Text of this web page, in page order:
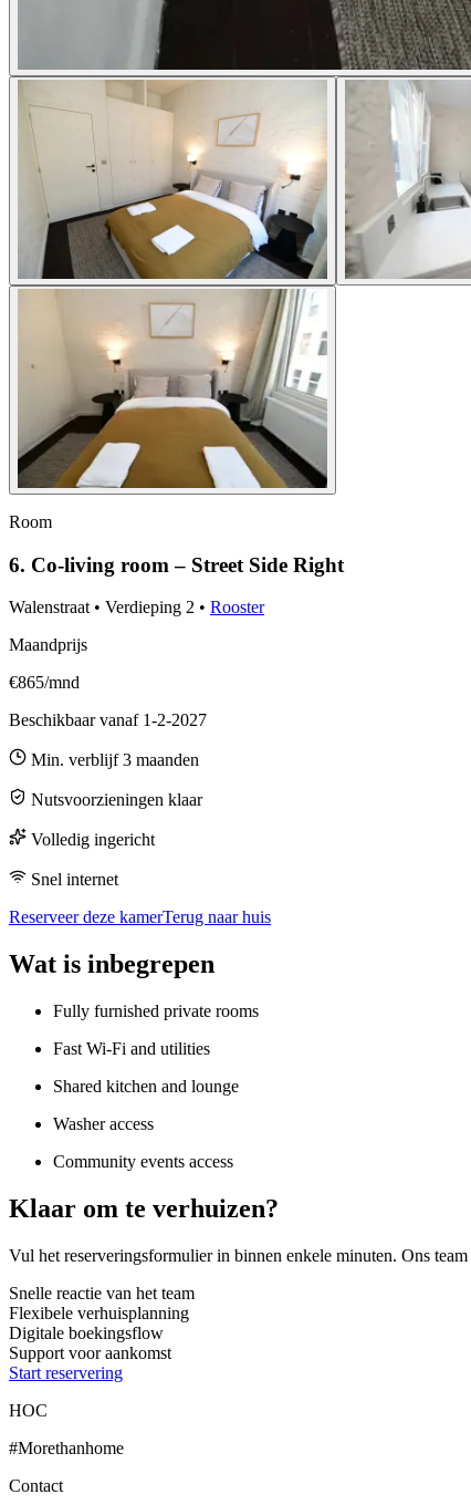
Room
6. Co-living room – Street Side Right
Walenstraat• Verdieping 2 • Rooster
Maandprijs
€865/mnd
Beschikbaar vanaf 1-2-2027
Min. verblijf 3 maanden
Nutsvoorzieningen klaar
Volledig ingericht
Snel internet
Reserveer deze kamerTerug naar huis
Wat is inbegrepen
Fully furnished private rooms
Fast Wi-Fi and utilities
Shared kitchen and lounge
Washer access
Community events access
Klaar om te verhuizen?
Vul het reserveringsformulier in binnen enkele minuten. Ons
Snelle reactie van het team
Flexibele verhuisplanning
Digitale boekingsflow
Support voor aankomst
Start reservering
HOC
#Morethanhome
Contact